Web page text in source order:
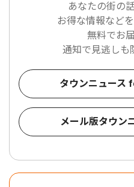
あなたの街の
お得な情報など
無料でお
通知で見逃しも
タウンニュース
メール版タウン